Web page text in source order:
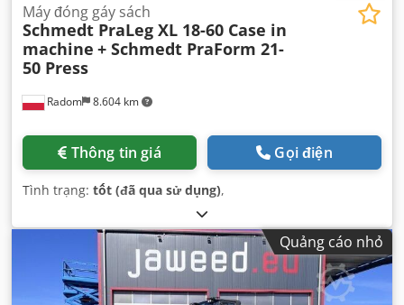
Radom 8.604 km
Máy đóng gáy sách
Schmedt PraLeg XL 18-60 Case in
machine + Schmedt PraForm 21-
50 Press
Thông tin giá Gọi điện
Tình trạng: tốt (đã qua sử dụng),
Quảng cáo nhỏ